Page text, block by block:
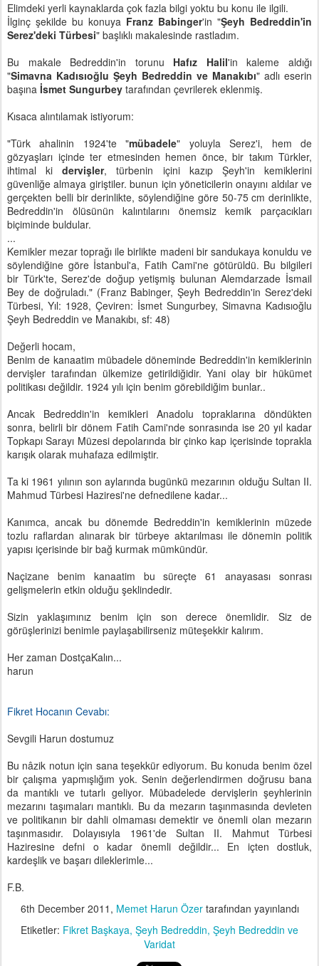
Elimdeki yerli kaynaklarda çok fazla bilgi yoktu bu konu ile ilgili.
İlginç şekilde bu konuya Franz Babinger'in "Şeyh Bedreddin'in
Serez'deki Türbesi" başlıklı makalesinde rastladım.
Bu makale Bedreddin'in torunu Hafız Halil'in kaleme aldığı
"Simavna Kadısıoğlu Şeyh Bedreddin ve Manakıbı" adlı eserin
başına İsmet Sungurbey tarafından çevrilerek eklenmiş.
Kısaca alıntılamak istiyorum:
"Türk ahalinin 1924'te "mübadele" yoluyla Serez'i, hem de
gözyaşları içinde ter etmesinden hemen önce, bir takım Türkler,
ihtimal kidervişler, türbenin içini kazıp Şeyh'in kemiklerini
güvenliğe almaya giriştiler. bunun için yöneticilerin onayını aldılar ve
gerçekten belli bir derinlikte, söylendiğine göre 50-75 cm derinlikte,
Bedreddin'in ölüsünün kalıntılarını önemsiz kemik parçacıkları
biçiminde buldular.
...
Kemikler mezar toprağı ile birlikte madeni bir sandukaya konuldu ve
söylendiğine göre İstanbul'a, Fatih Cami'ne götürüldü. Bu bilgileri
bir Türk'te, Serez'de doğup yetişmiş bulunan Alemdarzade İsmail
Bey de doğruladı." (Franz Babinger, Şeyh Bedreddin'in Serez'deki
Türbesi, Yıl: 1928, Çeviren: İsmet Sungurbey, Simavna Kadısıoğlu
Şeyh Bedreddin ve Manakıbı, sf: 48)
Değerli hocam,
Benim de kanaatim mübadele döneminde Bedreddin'in kemiklerinin
dervişler tarafından ülkemize getirildiğidir. Yani olay bir hükümet
politikası değildir. 1924 yılı için benim görebildiğim bunlar..
Ancak Bedreddin'in kemikleri Anadolu topraklarına döndükten
sonra, belirli bir dönem Fatih Cami'nde sonrasında ise 20 yıl kadar
Topkapı Sarayı Müzesi depolarında bir çinko kap içerisinde toprakla
karışık olarak muhafaza edilmiştir.
Ta ki 1961 yılının son aylarında bugünkü mezarının olduğu Sultan II.
Mahmud Türbesi Haziresi'ne defnedilene kadar...
Kanımca, ancak bu dönemde Bedreddin'in kemiklerinin müzede
tozlu raflardan alınarak bir türbeye aktarılması ile dönemin politik
yapısı içerisinde bir bağ kurmak mümkündür.
Naçizane benim kanaatim bu süreçte 61 anayasası sonrası
gelişmelerin etkin olduğu şeklindedir.
Sizin yaklaşımınız benim için son derece önemlidir. Siz de
görüşlerinizi benimle paylaşabilirseniz müteşekkir kalırım.
Her zaman DostçaKalın...
harun
Fikret Hocanın Cevabı:
Sevgili Harun dostumuz
Bu nâzik notun için sana teşekkür ediyorum. Bu konuda benim özel
bir çalışma yapmışlığım yok. Senin değerlendirmen doğrusu bana
da mantıklı ve tutarlı geliyor. Mübadelede dervişlerin şeyhlerinin
mezarını taşımaları mantıklı. Bu da mezarın taşınmasında devleten
ve politikanın bir dahli olmaması demektir ve önemli olan mezarın
taşınmasıdır. Dolayısıyla 1961'de Sultan II. Mahmut Türbesi
Haziresine defni o kadar önemli değildir... En içten dostluk,
kardeşlik ve başarı dileklerimle...
F.B.
6th December 2011 , Memet Harun Özertarafından yayınlandı
Etiketler: Fikret Başkaya Şeyh Bedreddin Şeyh Bedreddin ve
Varidat